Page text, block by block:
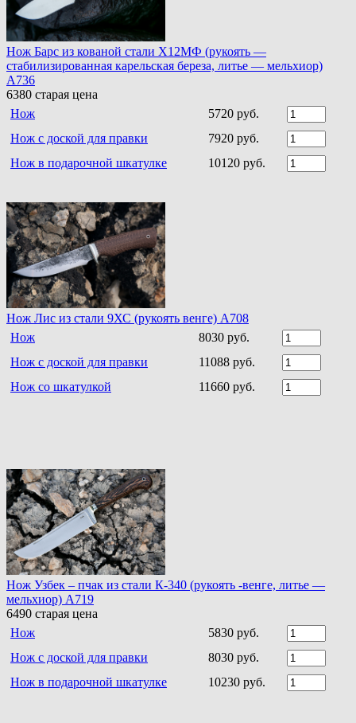
Нож Барс из кованой стали Х12МФ (рукоять —
стабилизированная карельская береза, литье — мельхиор)
A736
6380 старая цена
Нож
5720 руб.
Нож с доской для правки
7920 руб.
Нож в подарочной шкатулке
10120 руб.
Нож Лис из стали 9ХС (рукоять венге) A708
Нож
8030 руб.
Нож с доской для правки
11088 руб.
Нож со шкатулкой
11660 руб.
Нож Узбек – пчак из стали К-340 (рукоять -венге, литье —
мельхиор) A719
6490 старая цена
Нож
5830 руб.
Нож с доской для правки
8030 руб.
Нож в подарочной шкатулке
10230 руб.